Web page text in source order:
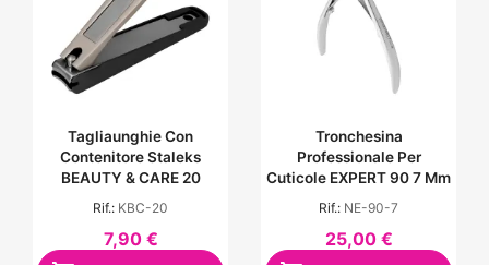
Tagliaunghie Con
Contenitore Staleks
BEAUTY & CARE 20
Rif.: KBC-20
7,90 €
Tronchesina
Professionale Per
Cuticole EXPERT 90 7 Mm
Rif.: NE-90-7
25,00 €